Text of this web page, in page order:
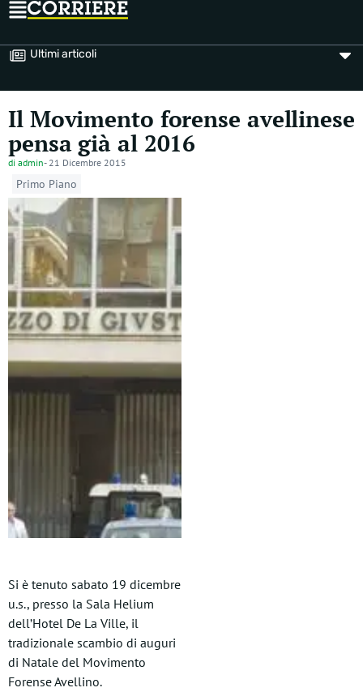
Ultimi articoli
Il Movimento forense avellinese
pensa già al 2016
di admin- 21 Dicembre 2015
Primo Piano
Si è tenuto sabato 19 dicembre
u.s., presso la Sala Helium
dell’Hotel De La Ville, il
tradizionale scambio di auguri
di Natale del Movimento
Forense Avellino.